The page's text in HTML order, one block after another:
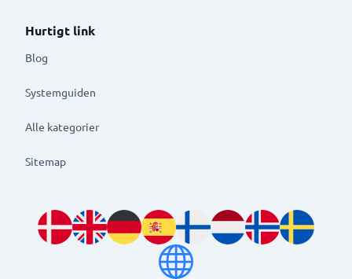
Hurtigt link
Blog
Systemguiden
Alle kategorier
Sitemap